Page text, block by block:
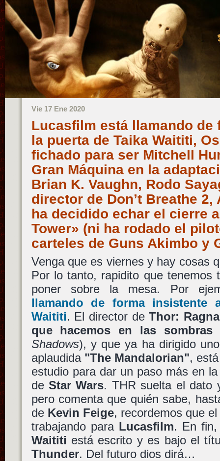
Vie 17 Ene 2020
Lucasfilm está llamando de
la puerta de Taika Waititi,
fichado para ser Mitchell
Gran Máquina en la
Brian K. Vaughn, Rodo
director de Don’t Breathe 2,
ha decidido echar el cierre
Tower» (ni ha rodado el
carteles de Guns Akimbo y
Venga que es viernes y hay cosas
Por lo tanto, rapidito que tenemos
poner sobre la mesa. Por
llamando de forma
Waititi. El director deThor:
que hacemos en las sombras
Shadows), y que ya ha dirigido
aplaudida "The Mandalorian",
estudio para dar un paso más en
de Star Wars. THR suelta el dato
pero comenta que quién sabe,
de Kevin Feige, recordemos que
trabajando para Lucasfilm. En
Waititi está escrito y es bajo el
Thunder. Del futuro dios dirá…